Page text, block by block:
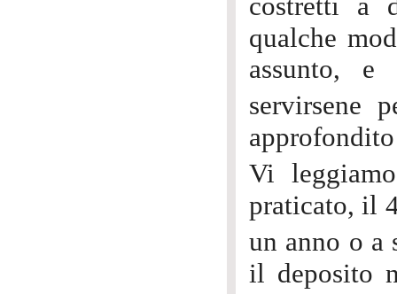
costretti a
qualche
assunto, e
servirsene
Vi
praticato, il
un anno o a
il deposito